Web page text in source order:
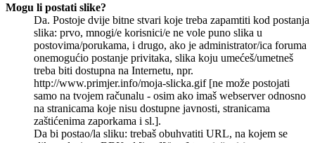
Mogu li postati slike?
Da. Postoje dvije bitne stvari koje treba zapamtiti kod postanja
slika: prvo, mnogi/e korisnici/e ne vole puno slika u
postovima/porukama, i drugo, ako je administrator/ica foruma
onemogućio postanje privitaka, slika koju umećeš/umetneš
treba biti dostupna na Internetu, npr.
http://www.primjer.info/moja-slicka.gif [ne može postojati
samo na tvojem računalu - osim ako imaš webserver odnosno
na stranicama koje nisu dostupne javnosti, stranicama
zaštićenima zaporkama i sl.].
Da bi postao/la sliku: trebaš obuhvatiti URL, na kojem se